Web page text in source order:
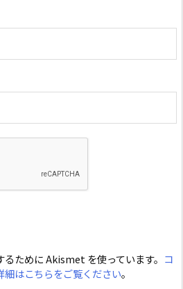
ために Akismet を使っています。 コ
細はこちらをご覧ください。